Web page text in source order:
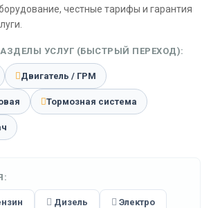
честные тарифы и гарантия
УСЛУГ (БЫСТРЫЙ ПЕРЕХОД):
Двигатель / ГРМ
Тормозная система
Дизель
Электро